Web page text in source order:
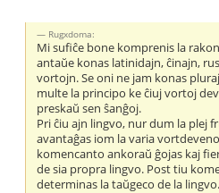
Rugxdoma:
Mi sufiĉe bone komprenis la
antaŭe konas latinidajn, ĉinajn,
vortojn. Se oni ne jam konas
multe la principo ke ĉiuj vortoj
preskaŭ sen ŝanĝoj.
Pri ĉiu ajn lingvo, nur dum la plej
avantaĝas iom la varia
komencanto ankoraŭ ĝojas kaj
de sia propra lingvo. Post tiu
determinas la taŭgeco de la lingvo.